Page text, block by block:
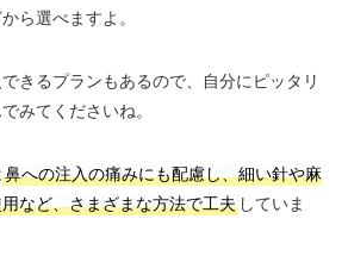
ら選べますよ。
きるプランもあるので、自分にピッタリ
みてくださいね。
鼻への注入の痛みにも配慮し、細い針や麻
など、さまざまな方法で工夫していま